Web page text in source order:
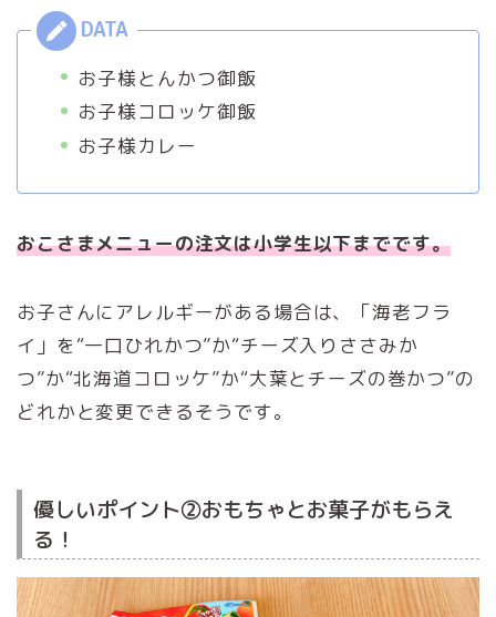
お子様とんかつ御飯
お子様コロッケ御飯
お子様カレー
おこさまメニューの注文は小学生以下までです。
お子さんにアレルギーがある場合は、「海老フラ
イ」を“一口ひれかつ”か“チーズ入りささみか
つ”か“北海道コロッケ”か“大葉とチーズの巻かつ”の
どれかと変更できるそうです。
優しいポイント②おもちゃとお菓子がもらえ
る！